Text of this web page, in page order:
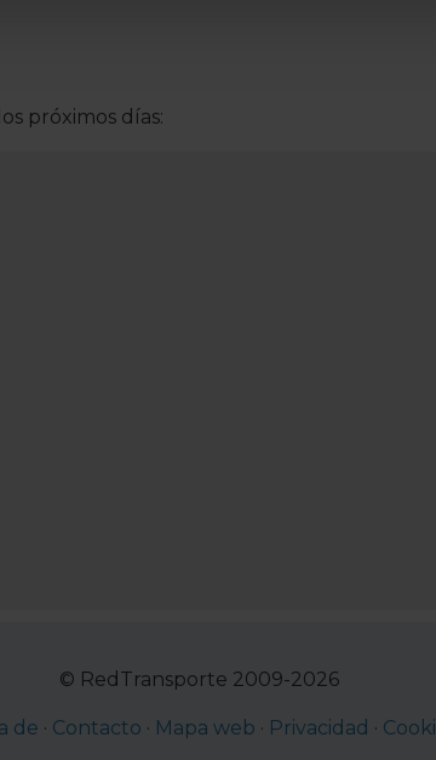
en la información recogida mediante cookies
dentro del sitio web, así como desarrollar
ninguna cookie salvo las estrictamente
próximos días:
© RedTransporte 2009-2026
de · Contacto · Mapa web · Privacidad ·